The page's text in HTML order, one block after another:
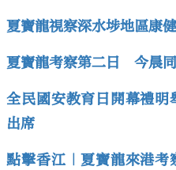
夏寶龍視察深水埗地區康
夏寶龍考察第二日 今晨
全民國安教育日開幕禮
出席
點擊香江｜夏寶龍來港考